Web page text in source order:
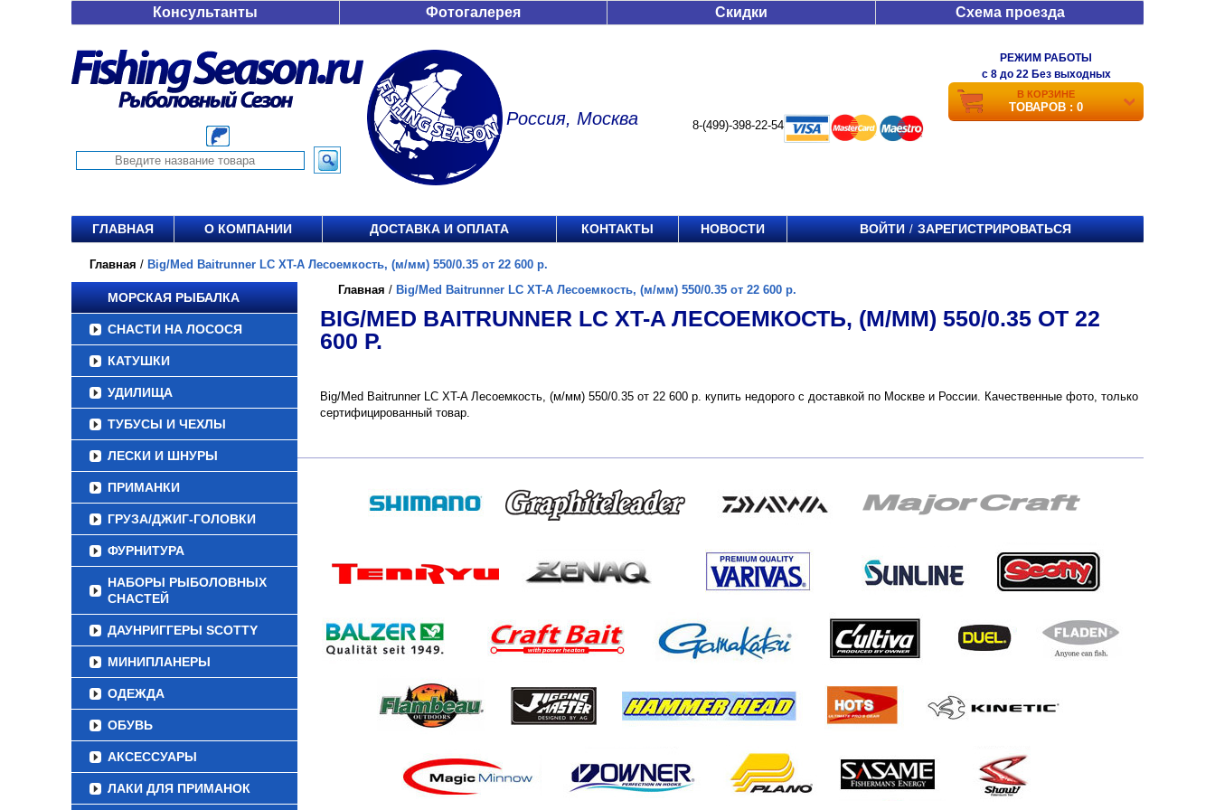
Консультанты Фотогалерея Скидки Схема проезда
Россия, Москва 8-(499)-398-22-54
РЕЖИМ РАБОТЫ
c 8 до 22 Без выходных
В КОРЗИНЕ
ТОВАРОВ : 0
ГЛАВНАЯ О КОМПАНИИ ДОСТАВКА И ОПЛАТА КОНТАКТЫ НОВОСТИ ВОЙТИ / ЗАРЕГИСТРИРОВАТЬСЯ
Главная / Big/Med Baitrunner LC XT-A Лесоемкость, (м/мм) 550/0.35 от 22 600 р.
МОРСКАЯ РЫБАЛКА
СНАСТИ НА ЛОСОСЯ
КАТУШКИ
УДИЛИЩА
ТУБУСЫ И ЧЕХЛЫ
ЛЕСКИ И ШНУРЫ
ПРИМАНКИ
ГРУЗА/ДЖИГ-ГОЛОВКИ
ФУРНИТУРА
НАБОРЫ РЫБОЛОВНЫХ
СНАСТЕЙ
ДАУНРИГГЕРЫ SCOTTY
МИНИПЛАНЕРЫ
ОДЕЖДА
ОБУВЬ
АКСЕССУАРЫ
ЛАКИ ДЛЯ ПРИМАНОК
Главная / Big/Med Baitrunner LC XT-A Лесоемкость, (м/мм) 550/0.35 от 22 600 р.
BIG/MED BAITRUNNER LC XT-A ЛЕСОЕМКОСТЬ, (М/ММ) 550/0.35 ОТ 22
600 Р.
Big/Med Baitrunner LC XT-A Лесоемкость, (м/мм) 550/0.35 от 22 600 р. купить недорого с доставкой по Москве и России. Качественные фото, только
сертифицированный товар.